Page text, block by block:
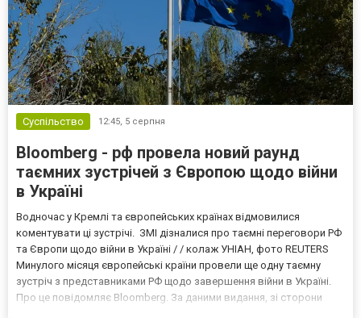
Суспільство 12:45, 5 серпня
Bloomberg - рф провела новий раунд
таємних зустрічей з Європою щодо війни
в Україні
Водночас у Кремлі та європейських країнах відмовилися
коментувати ці зустрічі. ЗМІ дізналися про таємні переговори РФ
та Європи щодо війни в Україні / / колаж УНІАН, фото REUTERS
Минулого місяця європейські країни провели ще одну таємну
зустріч з представниками РФ щодо завершення війни в Україні.
Про це повідомляє Bloomberg. За даними видання, зі сторони